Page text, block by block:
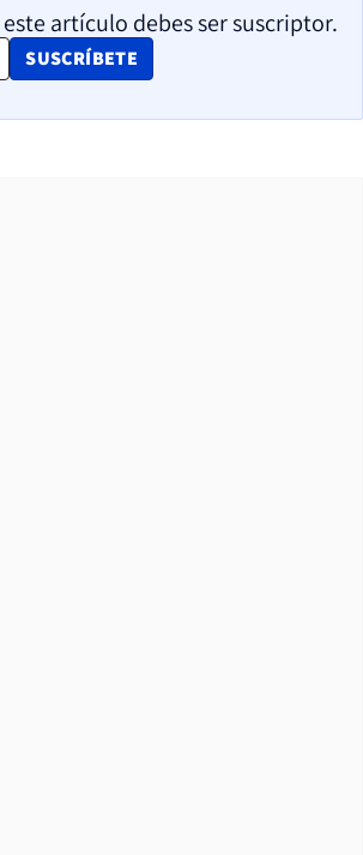
artículo debes ser suscriptor.
SUSCRÍBETE
OPENS IN NEW WINDOW